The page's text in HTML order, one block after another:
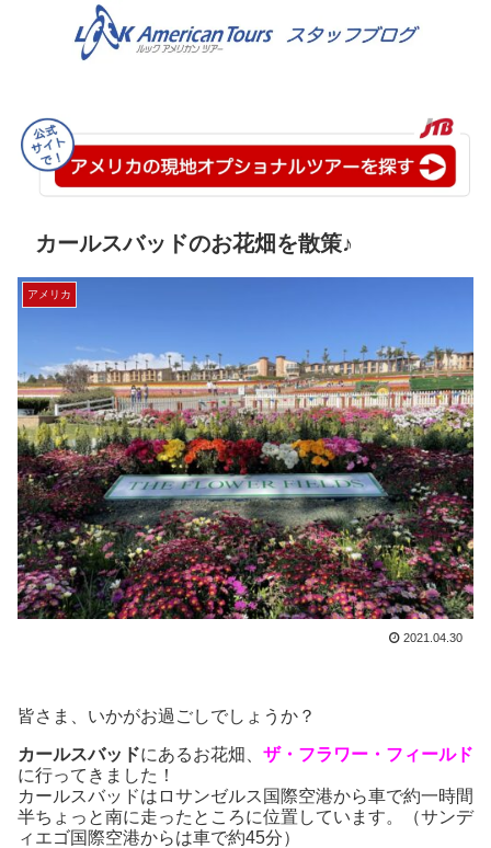
カールスバッドのお花畑を散策♪
アメリカ
2021.04.30
皆さま、いかがお過ごしでしょうか？
カールスバッドにあるお花畑、 ザ・フラワー・フィールド
に行ってきました！
カールスバッドはロサンゼルス国際空港から車で約一時間
半ちょっと南に走ったところに位置しています。（サンデ
ィエゴ国際空港からは車で約45分）